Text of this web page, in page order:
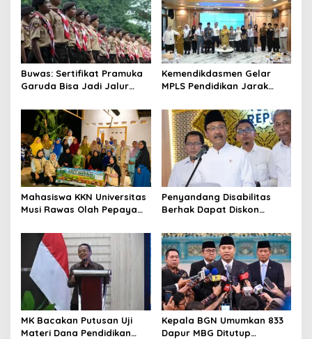
Buwas: Sertifikat Pramuka
Garuda Bisa Jadi Jalur
dan Perguruan Tinggi
Kemendikdasmen Gelar
MPLS Pendidikan Jarak
Kemandirian Belajar
Mahasiswa KKN Universitas
Musi Rawas Olah Pepaya
Jual Tinggi, Dorong UMKM
Desa Air Satan
Penyandang Disabilitas
Berhak Dapat Diskon
Biaya Sekolah dan Kuliah
MK Bacakan Putusan Uji
Materi Dana Pendidikan
Kepala BGN Umumkan 833
Dapur MBG Ditutup